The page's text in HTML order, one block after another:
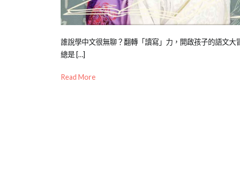
Posted
on
06-
Posted
in
智
Tagged
兒
中
誰說學中文很無聊？翻轉「讀寫」力，開啟孩子的語文
總是 […]
Read More